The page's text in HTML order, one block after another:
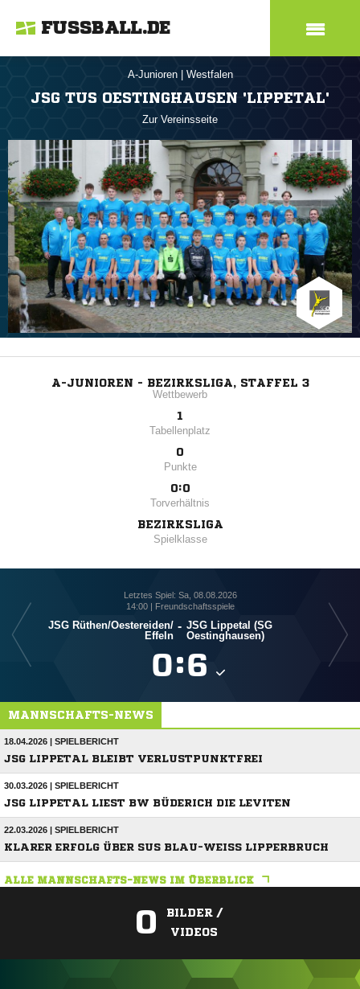
FUSSBALL.DE
A-Junioren Westfalen
JSG TUS OESTINGHAUSEN 'LIPPETAL'
Zur Vereinsseite
A-JUNIOREN - BEZIRKSLIGA, STAFFEL 3
Wettbewerb
1
Tabellenplatz
0
Punkte
0:0
Torverhältnis
BEZIRKSLIGA
Spielklasse
Letztes Spiel: Sa, 08.08.2026
14:00 | Freundschaftsspiele
JSG Rüthen/​Oestereiden/​
Effeln
- JSG Lippetal (SG
Oestinghausen)
:
MANNSCHAFTS-NEWS
18.04.2026 | SPIELBERICHT
JSG LIPPETAL BLEIBT VERLUSTPUNKTFREI
30.03.2026 | SPIELBERICHT
JSG LIPPETAL LIEST BW BÜDERICH DIE LEVITEN
22.03.2026 | SPIELBERICHT
KLARER ERFOLG ÜBER SUS BLAU-WEISS LIPPERBRUCH
ALLE MANNSCHAFTS-NEWS IM ÜBERBLICK
0
BILDER /
VIDEOS